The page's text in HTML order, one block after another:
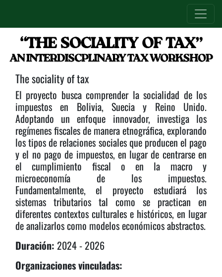
The sociality of tax
El proyecto busca comprender la socialidad de los
impuestos en Bolivia, Suecia y Reino Unido.
Adoptando un enfoque innovador, investiga los
regímenes fiscales de manera etnográfica, explorando
los tipos de relaciones sociales que producen el pago
y el no pago de impuestos, en lugar de centrarse en
el cumplimiento fiscal o en la macro y
microeconomía de los impuestos.
Fundamentalmente, el proyecto estudiará los
sistemas tributarios tal como se practican en
diferentes contextos culturales e históricos, en lugar
de analizarlos como modelos económicos abstractos.
Duración: 2024 - 2026
Organizaciones vinculadas: